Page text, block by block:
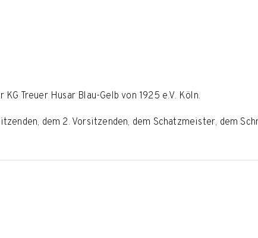
Treuer Husar Blau-Gelb von 1925 e.V. Köln.
dem 2. Vorsitzenden, dem Schatzmeister, dem